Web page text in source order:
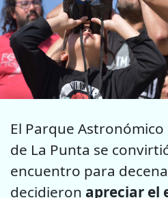
El Parque
de La Punta se
encuentro para
decidieron apreciar el